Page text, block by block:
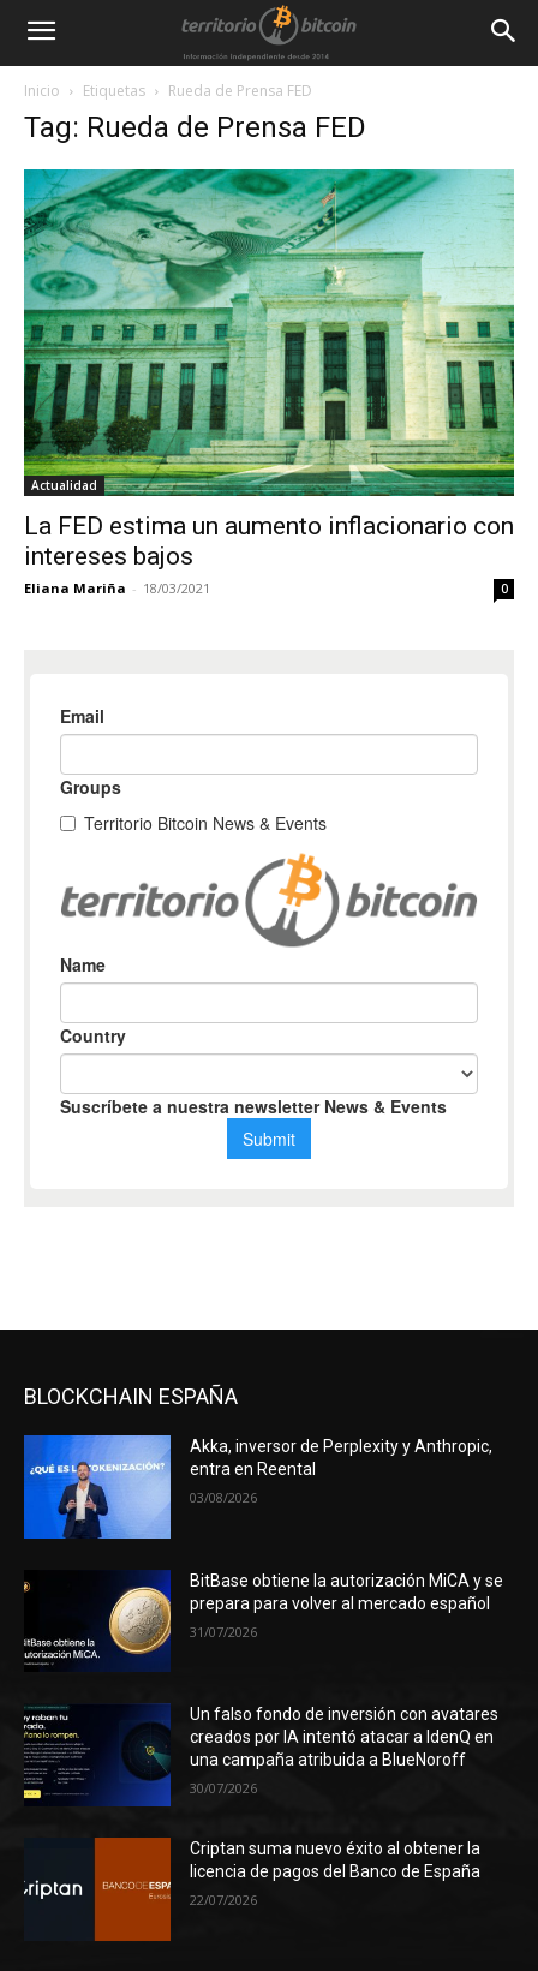
Inicio Etiquetas Rueda de Prensa FED
Tag: Rueda de Prensa FED
Actualidad
La FED estima un aumento inflacionario con
intereses bajos
Eliana Mariña - 18/03/2021 0
BLOCKCHAIN ESPAÑA
Akka, inversor de Perplexity y Anthropic,
entra en Reental
03/08/2026
BitBase obtiene la autorización MiCA y se
prepara para volver al mercado español
31/07/2026
Un falso fondo de inversión con avatares
creados por IA intentó atacar a IdenQ en
una campaña atribuida a BlueNoroff
30/07/2026
Criptan suma nuevo éxito al obtener la
licencia de pagos del Banco de España
22/07/2026